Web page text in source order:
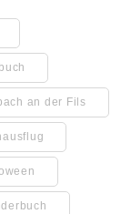
an der Fils